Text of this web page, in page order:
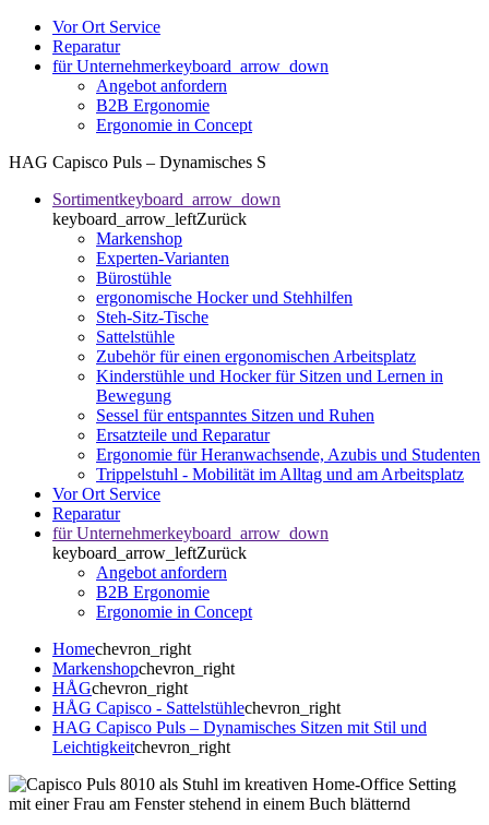
Vor Ort Service
Reparatur
für Unternehmerkeyboard_arrow_down
Angebot anfordern
B2B Ergonomie
Ergonomie in Concept
HAG Capisco Puls – Dynamisches S
Sortimentkeyboard_arrow_down
keyboard_arrow_leftZurück
Markenshop
Experten-Varianten
Bürostühle
ergonomische Hocker und Stehhilfen
Steh-Sitz-Tische
Sattelstühle
Zubehör für einen ergonomischen Arbeitsplatz
Kinderstühle und Hocker für Sitzen und Lernen in
Bewegung
Sessel für entspanntes Sitzen und Ruhen
Ersatzteile und Reparatur
Ergonomie für Heranwachsende, Azubis und Studenten
Trippelstuhl - Mobilität im Alltag und am Arbeitsplatz
Vor Ort Service
Reparatur
für Unternehmerkeyboard_arrow_down
keyboard_arrow_leftZurück
Angebot anfordern
B2B Ergonomie
Ergonomie in Concept
Homechevron_right
Markenshopchevron_right
HÅGchevron_right
HÅG Capisco - Sattelstühlechevron_right
HAG Capisco Puls – Dynamisches Sitzen mit Stil und
Leichtigkeitchevron_right